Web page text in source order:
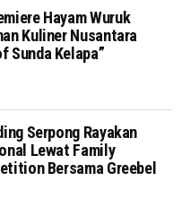
Hayam Wuruk
Kuliner Nusantara
Sunda Kelapa”
Serpong Rayakan
Lewat Family
Bersama Greebel